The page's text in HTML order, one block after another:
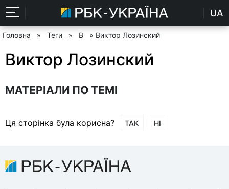
UA
Головна » Теги » В » Виктор Лозинский
Виктор Лозинский
МАТЕРІАЛИ ПО ТЕМІ
Ця сторінка була корисна? ТАК НІ